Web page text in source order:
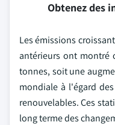
Obtenez des
Les émissions
antérieurs ont montré
tonnes, soit une
mondiale à l'égard
renouvelables. Ces
long terme des